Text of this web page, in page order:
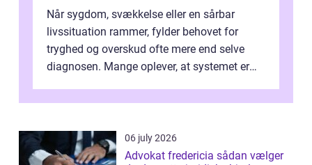
Når sygdom, svækkelse eller en sårbar
livssituation rammer, fylder behovet for
tryghed og overskud ofte mere end selve
diagnosen. Mange oplever, at systemet er
06 july 2026
Advokat fredericia sådan vælger